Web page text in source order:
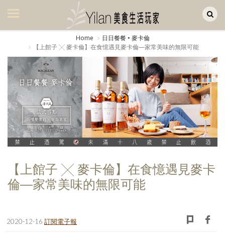
美食集
美飲集
廚房集
旅遊集
旅遊美食集
生活風
日記簿
Home
日日餐餐 • 麥卡倫
【上館子 ╳ 麥卡倫】在食憶遇見麥卡倫—家常美味的無限可能
【上館子 ╳ 麥卡倫】在食憶遇見麥卡
倫—家常美味的無限可能
2020-12-16 訂閱電子報